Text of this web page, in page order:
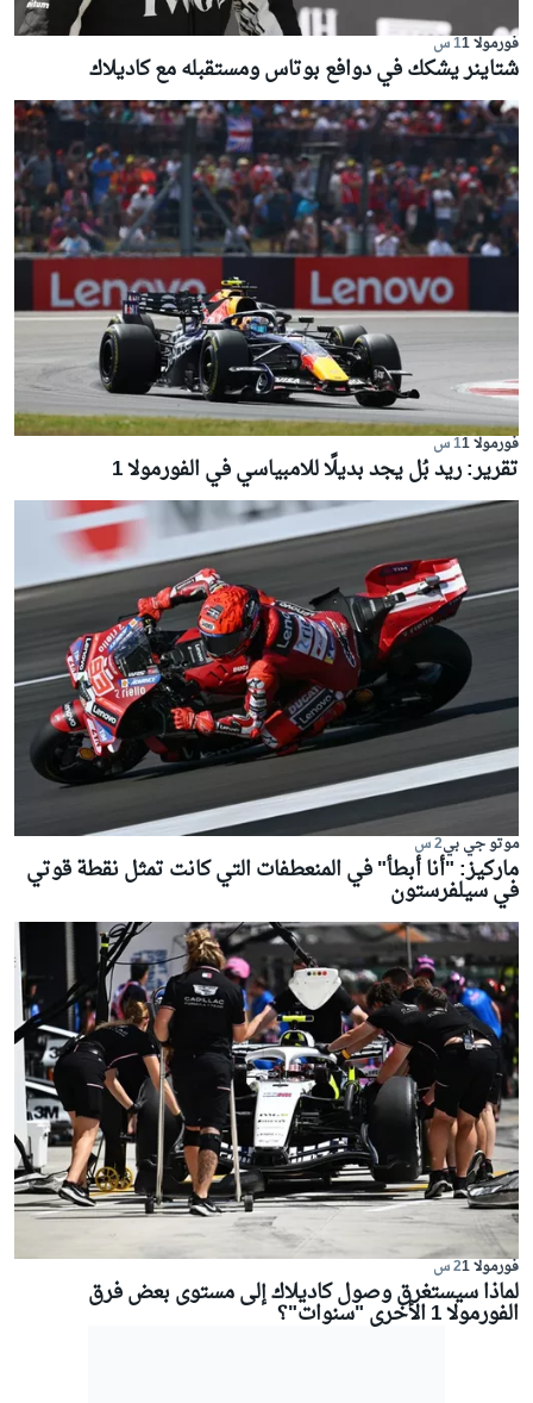
فورمولا 1 1 س
شتاينر يشكك في دوافع بوتاس ومستقبله مع كاديلاك
فورمولا 1 1 س
تقرير: ريد بُل يجد بديلًا للامبياسي في الفورمولا 1
موتو جي بي2 س
ماركيز: "أنا أبطأ" في المنعطفات التي كانت تمثل نقطة قوتي
في سيلفرستون
فورمولا 1 2 س
لماذا سيستغرق وصول كاديلاك إلى مستوى بعض فرق
الفورمولا 1 الأخرى "سنوات"؟